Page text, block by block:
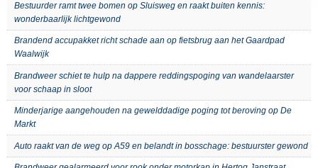
Bestuurder ramt twee bomen op Sluisweg en raakt buiten kennis:
wonderbaarlijk lichtgewond
Brandend accupakket richt schade aan op fietsbrug aan het Gaardpad
Waalwijk
Brandweer schiet te hulp na dappere reddingspoging van wandelaarster
voor schaap in sloot
Minderjarige aangehouden na gewelddadige poging tot beroving op De
Markt
Auto raakt van de weg op A59 en belandt in bosschage: bestuurster gewond